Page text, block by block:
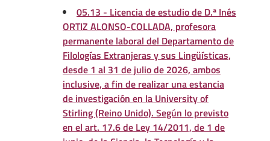
05.13 - Licencia de estudio de D.ª Inés
ORTIZ ALONSO-COLLADA, profesora
permanente laboral del Departamento de
Filologías Extranjeras y sus Lingüísticas,
desde 1 al 31 de julio de 2026, ambos
inclusive, a fin de realizar una estancia
de investigación en la University of
Stirling (Reino Unido). Según lo previsto
en el art. 17.6 de Ley 14/2011, de 1 de